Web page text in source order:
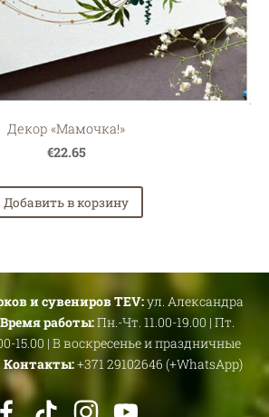
Декор «Мамочка!»
€22.65
Добавить в корзину
и сувениров TEV:ул. Александра
Время работы:Пн.-Чт. 11.00-19.00 | Пт.
15.00 | В воскресенье и праздничные
Контакты:+371 29102646 (+WhatsApp)